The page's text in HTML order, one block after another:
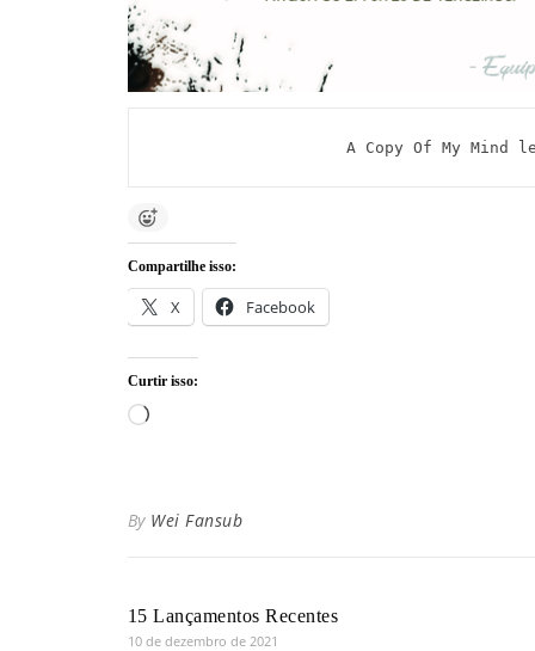
A Copy Of My Mind
Compartilhe isso:
X Facebook
Curtir isso:
Carregando...
By Wei Fansub
15 Lançamentos Recentes
10 de dezembro de 2021